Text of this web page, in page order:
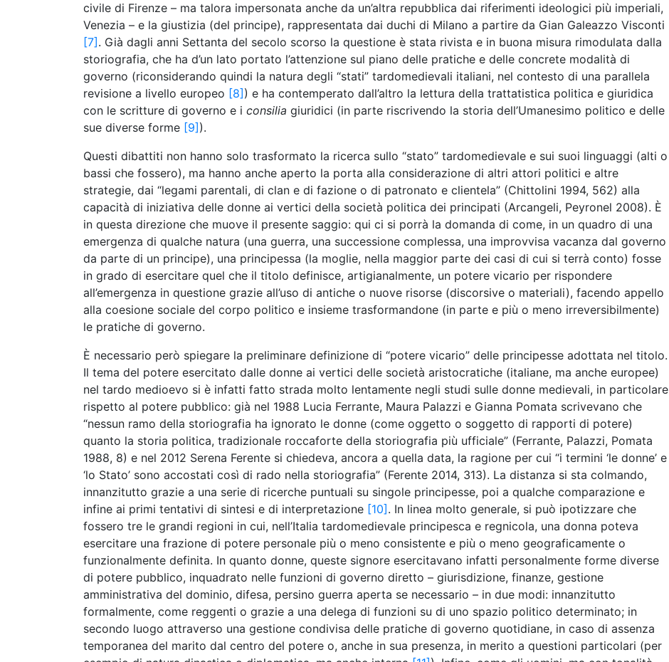
civile di Firenze – ma talora impersonata anche da un’altra repubblica dai riferimenti ideologici più imperiali,
Venezia – e la giustizia (del principe), rappresentata dai duchi di Milano a partire da Gian Galeazzo Visconti
[7] . Già dagli anni Settanta del secolo scorso la questione è stata rivista e in buona misura rimodulata dalla
storiografia, che ha d’un lato portato l’attenzione sul piano delle pratiche e delle concrete modalità di
governo (riconsiderando quindi la natura degli “stati” tardomedievali italiani, nel contesto di una parallela
revisione a livello europeo [8] ) e ha contemperato dall’altro la lettura della trattatistica politica e giuridica
con le scritture di governo e i consilia giuridici (in parte riscrivendo la storia dell’Umanesimo politico e delle
sue diverse forme [9] ).
Questi dibattiti non hanno solo trasformato la ricerca sullo “stato” tardomedievale e sui suoi linguaggi (alti o
bassi che fossero), ma hanno anche aperto la porta alla considerazione di altri attori politici e altre
strategie, dai “legami parentali, di clan e di fazione o di patronato e clientela” (Chittolini 1994, 562) alla
capacità di iniziativa delle donne ai vertici della società politica dei principati (Arcangeli, Peyronel 2008). È
in questa direzione che muove il presente saggio: qui ci si porrà la domanda di come, in un quadro di una
emergenza di qualche natura (una guerra, una successione complessa, una improvvisa vacanza dal governo
da parte di un principe), una principessa (la moglie, nella maggior parte dei casi di cui si terrà conto) fosse
in grado di esercitare quel che il titolo definisce, artigianalmente, un potere vicario per rispondere
all’emergenza in questione grazie all’uso di antiche o nuove risorse (discorsive o materiali), facendo appello
alla coesione sociale del corpo politico e insieme trasformandone (in parte e più o meno irreversibilmente)
le pratiche di governo.
È necessario però spiegare la preliminare definizione di “potere vicario” delle principesse adottata nel titolo.
Il tema del potere esercitato dalle donne ai vertici delle società aristocratiche (italiane, ma anche europee)
nel tardo medioevo si è infatti fatto strada molto lentamente negli studi sulle donne medievali, in particolare
rispetto al potere pubblico: già nel 1988 Lucia Ferrante, Maura Palazzi e Gianna Pomata scrivevano che
“nessun ramo della storiografia ha ignorato le donne (come oggetto o soggetto di rapporti di potere)
quanto la storia politica, tradizionale roccaforte della storiografia più ufficiale” (Ferrante, Palazzi, Pomata
1988, 8) e nel 2012 Serena Ferente si chiedeva, ancora a quella data, la ragione per cui “i termini ‘le donne’ e
‘lo Stato’ sono accostati così di rado nella storiografia” (Ferente 2014, 313). La distanza si sta colmando,
innanzitutto grazie a una serie di ricerche puntuali su singole principesse, poi a qualche comparazione e
infine ai primi tentativi di sintesi e di interpretazione [10] . In linea molto generale, si può ipotizzare che
fossero tre le grandi regioni in cui, nell’Italia tardomedievale principesca e regnicola, una donna poteva
esercitare una frazione di potere personale più o meno consistente e più o meno geograficamente o
funzionalmente definita. In quanto donne, queste signore esercitavano infatti personalmente forme diverse
di potere pubblico, inquadrato nelle funzioni di governo diretto – giurisdizione, finanze, gestione
amministrativa del dominio, difesa, persino guerra aperta se necessario – in due modi: innanzitutto
formalmente, come reggenti o grazie a una delega di funzioni su di uno spazio politico determinato; in
secondo luogo attraverso una gestione condivisa delle pratiche di governo quotidiane, in caso di assenza
temporanea del marito dal centro del potere o, anche in sua presenza, in merito a questioni particolari (per